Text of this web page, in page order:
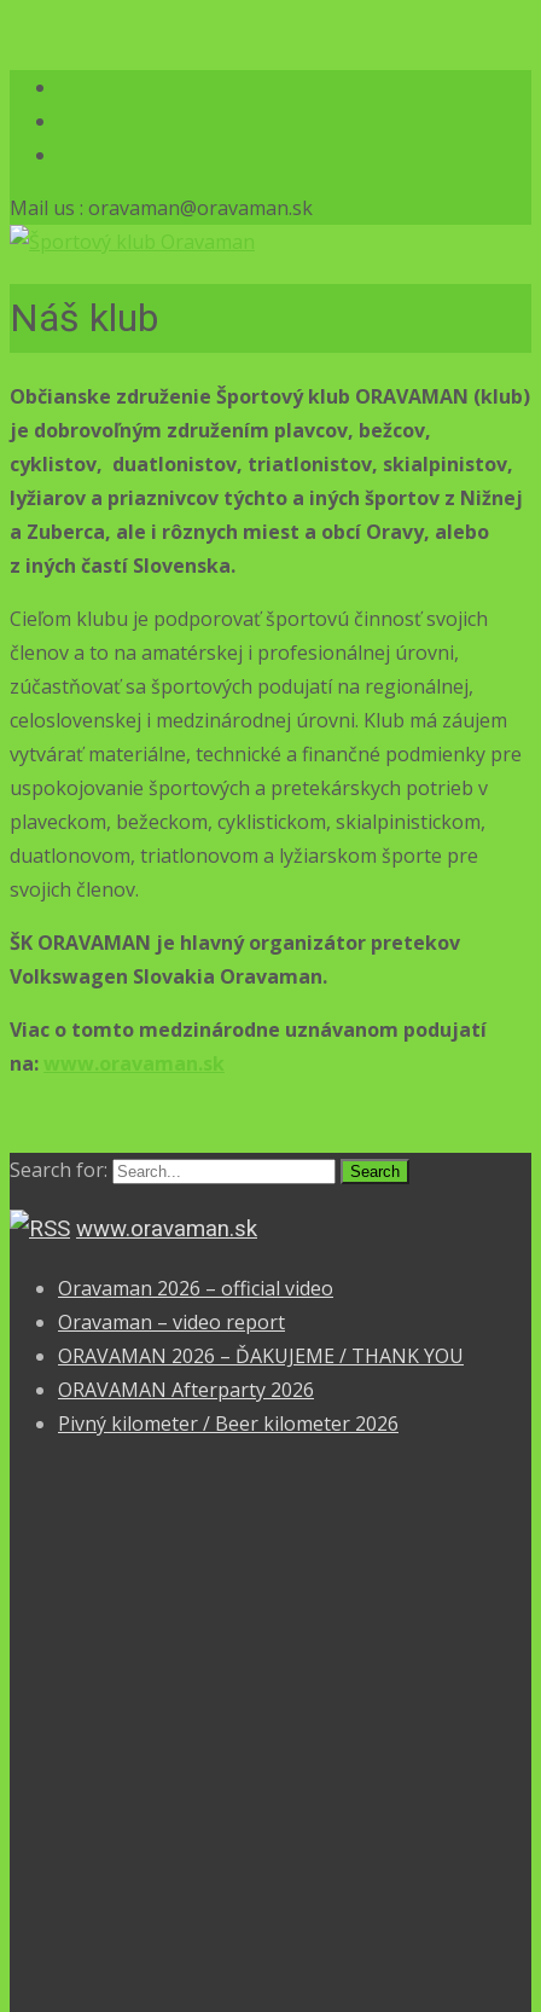
Mail us : oravaman@oravaman.sk
Náš klub
Občianske združenie Športový klub ORAVAMAN (klub)
je dobrovoľným združením plavcov, bežcov,
cyklistov, duatlonistov, triatlonistov, skialpinistov,
lyžiarov a priaznivcov týchto a iných športov z Nižnej
a Zuberca, ale i rôznych miest a obcí Oravy, alebo
z iných častí Slovenska.
Cieľom klubu je podporovať športovú činnosť svojich
členov a to na amatérskej i profesionálnej úrovni,
zúčastňovať sa športových podujatí na regionálnej,
celoslovenskej i medzinárodnej úrovni. Klub má záujem
vytvárať materiálne, technické a finančné podmienky pre
uspokojovanie športových a pretekárskych potrieb v
plaveckom, bežeckom, cyklistickom, skialpinistickom,
duatlonovom, triatlonovom a lyžiarskom športe pre
svojich členov.
ŠK ORAVAMAN je hlavný organizátor pretekov
Volkswagen Slovakia Oravaman.
Viac o tomto medzinárodne uznávanom podujatí
na: www.oravaman.sk
Search for:
www.oravaman.sk
Oravaman 2026 – official video
Oravaman – video report
ORAVAMAN 2026 – ĎAKUJEME / THANK YOU
ORAVAMAN Afterparty 2026
Pivný kilometer / Beer kilometer 2026